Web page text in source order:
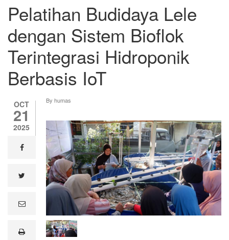
Pelatihan Budidaya Lele
dengan Sistem Bioflok
Terintegrasi Hidroponik
Berbasis IoT
OCT
21
2025
facebook
e
lprint
By humas